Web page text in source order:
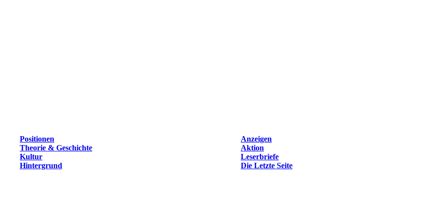
Positionen
Anzeigen
Theorie & Geschichte
Aktion
Kultur
Leserbriefe
Hintergrund Die Letzte Seite